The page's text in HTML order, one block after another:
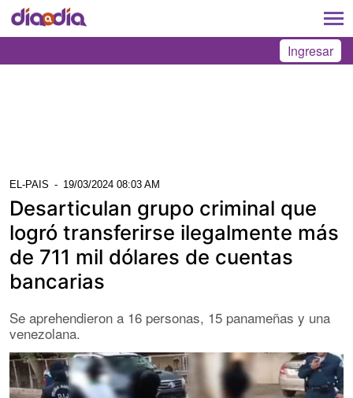
Ingresar
EL-PAIS - 19/03/2024 08:03 AM
Desarticulan grupo criminal que
logró transferirse ilegalmente más
de 711 mil dólares de cuentas
bancarias
Se aprehendieron a 16 personas, 15 panameñas y una
venezolana.